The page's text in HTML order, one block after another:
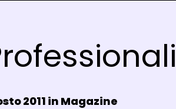
2011 in Magazine